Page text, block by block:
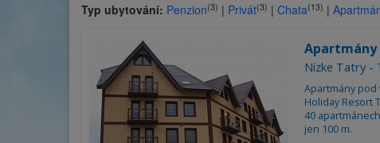
Typ ubytování: Penzion(3) | Privát(3) | Chata(13) |
Apartmány
Nízke Tatry -
Apartmány
Holiday Resort
40
jen 100 m.